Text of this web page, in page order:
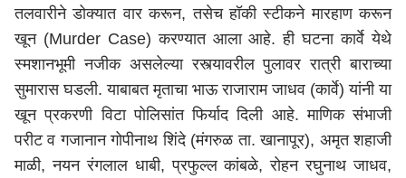
तलवारीने डोक्यात वार करून, तसेच हॉकी स्टीकने मारहाण करून
खून (Murder Case) करण्यात आला आहे. ही घटना कार्वे येथे
स्मशानभूमी नजीक असलेल्या रस्त्यावरील पुलावर रात्री बाराच्या
सुमारास घडली. याबाबत मृताचा भाऊ राजाराम जाधव (कार्वे) यांनी या
खून प्रकरणी विटा पोलिसांत फिर्याद दिली आहे. माणिक संभाजी
परीट व गजानान गोपीनाथ शिंदे (मंगरुळ ता. खानापूर), अमृत शहाजी
माळी, नयन रंगलाल धाबी, प्रफुल्ल कांबळे, रोहन रघुनाथ जाधव,